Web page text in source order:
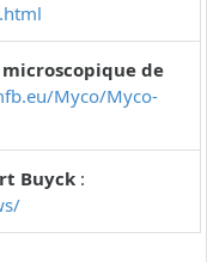
de
Myco/Myco-
Buyck :